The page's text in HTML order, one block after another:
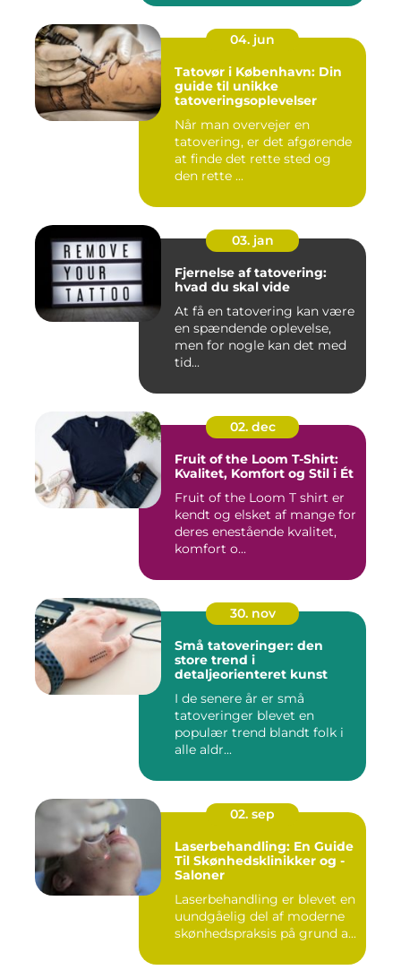
04. jun
Tatovør i København: Din
guide til unikke
tatoveringsoplevelser
Når man overvejer en
tatovering, er det afgørende
at finde det rette sted og
den rette ...
03. jan
Fjernelse af tatovering:
hvad du skal vide
At få en tatovering kan være
en spændende oplevelse,
men for nogle kan det med
tid...
02. dec
Fruit of the Loom T-Shirt:
Kvalitet, Komfort og Stil i Ét
Fruit of the Loom T shirt er
kendt og elsket af mange for
deres enestående kvalitet,
komfort o...
30. nov
Små tatoveringer: den
store trend i
detaljeorienteret kunst
I de senere år er små
tatoveringer blevet en
populær trend blandt folk i
alle aldr...
02. sep
Laserbehandling: En Guide
Til Skønhedsklinikker og -
Saloner
Laserbehandling er blevet en
uundgåelig del af moderne
skønhedspraksis på grund a...